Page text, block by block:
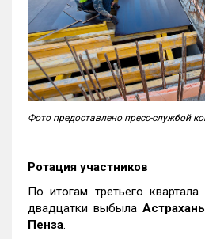
Фото предоставлено пресс-службой
Ротация участников
По итогам третьего
двадцатки выбыла Астрахань
Пенза.